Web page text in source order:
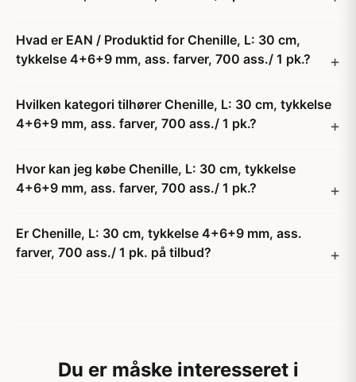
Hvad er EAN / Produktid for Chenille, L: 30 cm,
tykkelse 4+6+9 mm, ass. farver, 700 ass./ 1 pk.?
Hvilken kategori tilhører Chenille, L: 30 cm, tykkelse
4+6+9 mm, ass. farver, 700 ass./ 1 pk.?
Hvor kan jeg købe Chenille, L: 30 cm, tykkelse
4+6+9 mm, ass. farver, 700 ass./ 1 pk.?
Er Chenille, L: 30 cm, tykkelse 4+6+9 mm, ass.
farver, 700 ass./ 1 pk. på tilbud?
Du er måske interesseret i